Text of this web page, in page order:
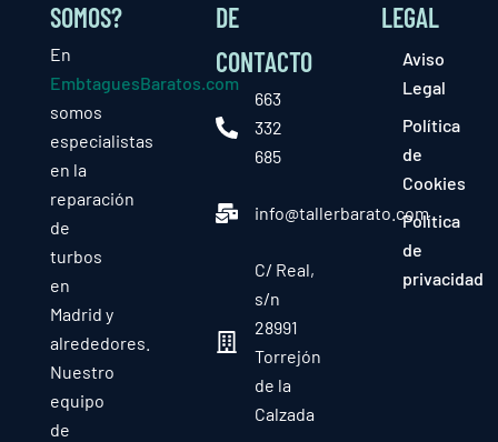
SOMOS?
En
EmbtaguesBaratos.com
somos
especialistas
en la
reparación
de
turbos
en
Madrid y
alrededores.
Nuestro
equipo
de
DE
CONTACTO
663
332
685
info@tallerbarato.com
C/ Real,
s/n
28991
Torrejón
de la
Calzada
LEGAL
Aviso
Legal
Política
de
Cookies
Política
de
privacidad